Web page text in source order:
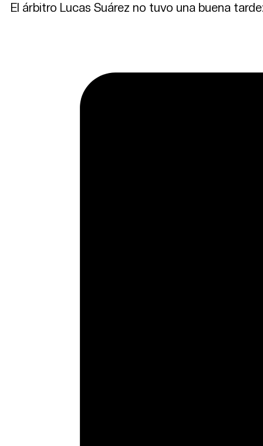
El árbitro Lucas Suárez no tuvo una buena